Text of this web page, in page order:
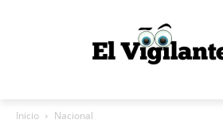
Inicio Nacional